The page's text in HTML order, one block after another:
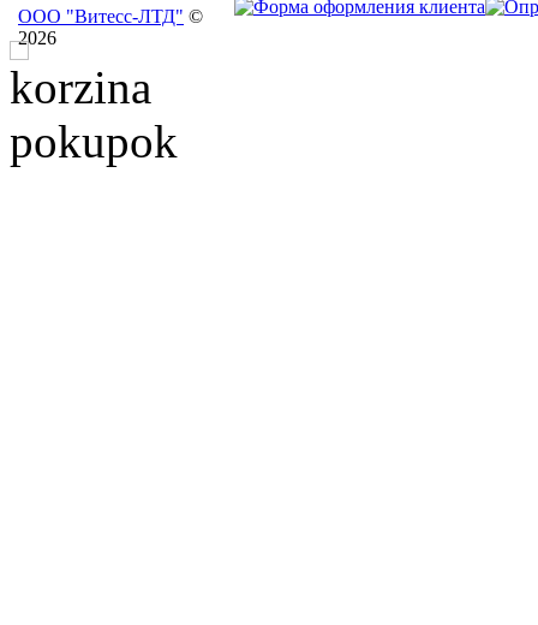
ООО "Витесс-ЛТД" ©
2026